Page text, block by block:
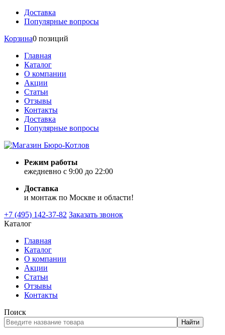
Доставка
Популярные вопросы
Корзина0 позиций
Главная
Каталог
О компании
Акции
Статьи
Отзывы
Контакты
Доставка
Популярные вопросы
Режим работы
ежедневно с 9:00 до 22:00
Доставка
и монтаж по Москве и области!
+7 (495) 142-37-82 Заказать звонок
Каталог
Главная
Каталог
О компании
Акции
Статьи
Отзывы
Контакты
Поиск
Найти